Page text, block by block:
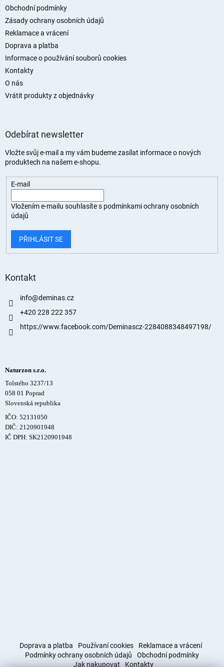
Obchodní podmínky
Zásady ochrany osobních údajů
Reklamace a vrácení
Doprava a platba
Informace o používání souborů cookies
Kontakty
O nás
Vrátit produkty z objednávky
Odebírat newsletter
Vložte svůj e-mail a my vám budeme zasílat informace o nových
produktech na našem e-shopu.
E-mail
Vložením e-mailu souhlasíte s podmínkami ochrany osobních
údajů
PŘIHLÁSIT SE
Kontakt
info@deminas.cz
+420 228 222 357
https://www.facebook.com/Deminascz-2284088348497198/
Naturzon s.r.o.
Tolstého 3237/13
058 01 Poprad
Slovenská republika
IČO: 52131050
DIČ: 2120901948
IČ DPH: SK2120901948
Doprava a platba Používaní cookies
Reklamace a vrácení
Podmínky ochrany osobních údajů
Obchodní podmínky
Jak nakupovat
Kontakty